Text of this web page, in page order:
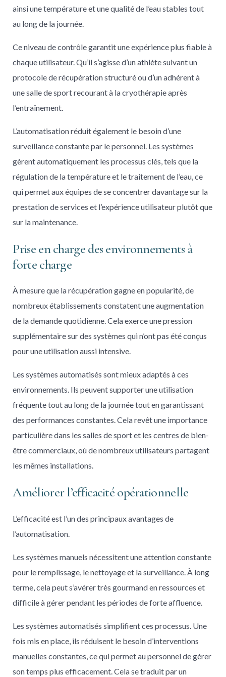
ainsi une température et une qualité de l’eau stables tout
au long de la journée.
Ce niveau de contrôle garantit une expérience plus fiable à
chaque utilisateur. Qu’il s’agisse d’un athlète suivant un
protocole de récupération structuré ou d’un adhérent à
une salle de sport recourant à la cryothérapie après
l’entraînement.
L’automatisation réduit également le besoin d’une
surveillance constante par le personnel. Les systèmes
gèrent automatiquement les processus clés, tels que la
régulation de la température et le traitement de l’eau, ce
qui permet aux équipes de se concentrer davantage sur la
prestation de services et l’expérience utilisateur plutôt que
sur la maintenance.
Prise en charge des environnements à
forte charge
À mesure que la récupération gagne en popularité, de
nombreux établissements constatent une augmentation
de la demande quotidienne. Cela exerce une pression
supplémentaire sur des systèmes qui n’ont pas été conçus
pour une utilisation aussi intensive.
Les systèmes automatisés sont mieux adaptés à ces
environnements. Ils peuvent supporter une utilisation
fréquente tout au long de la journée tout en garantissant
des performances constantes. Cela revêt une importance
particulière dans les salles de sport et les centres de bien-
être commerciaux, où de nombreux utilisateurs partagent
les mêmes installations.
Améliorer l’efficacité opérationnelle
L’efficacité est l’un des principaux avantages de
l’automatisation.
Les systèmes manuels nécessitent une attention constante
pour le remplissage, le nettoyage et la surveillance. À long
terme, cela peut s’avérer très gourmand en ressources et
difficile à gérer pendant les périodes de forte affluence.
Les systèmes automatisés simplifient ces processus. Une
fois mis en place, ils réduisent le besoin d’interventions
manuelles constantes, ce qui permet au personnel de gérer
son temps plus efficacement. Cela se traduit par un